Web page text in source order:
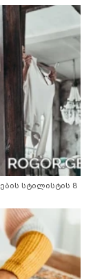
სტილისტის 8